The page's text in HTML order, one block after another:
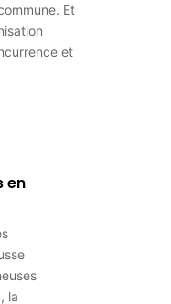
Et
et
en
la